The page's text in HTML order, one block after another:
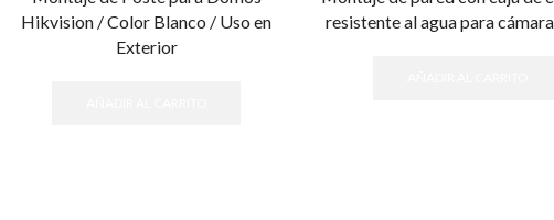
Hikvision / Color Blanco / Uso en
Exterior
resistente al agua para